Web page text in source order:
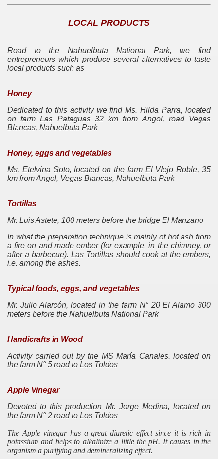
LOCAL PRODUCTS
Road to the Nahuelbuta National Park, we find
entrepreneurs which produce several alternatives to taste
local products such as
Honey
Dedicated to this activity we find Ms. Hilda Parra, located
on farm Las Pataguas 32 km from Angol, road Vegas
Blancas, Nahuelbuta Park
Honey, eggs and vegetables
Ms. Etelvina Soto, located on the farm El VIejo Roble, 35
km from Angol, Vegas Blancas, Nahuelbuta Park
Tortillas
Mr. Luis Astete, 100 meters before the bridge El Manzano
In what the preparation technique is mainly of hot ash from
a fire on and made ember (for example, in the chimney, or
after a barbecue). Las Tortillas should cook at the embers,
i.e. among the ashes.
Typical foods, eggs, and vegetables
Mr. Julio Alarcón, located in the farm N° 20 El Alamo 300
meters before the Nahuelbuta National Park
Handicrafts in Wood
Activity carried out by the MS María Canales, located on
the farm N° 5 road to Los Toldos
Apple Vinegar
Devoted to this production Mr. Jorge Medina, located on
the farm N° 2 road to Los Toldos
The Apple vinegar has a great diuretic effect since it is rich in
potassium and helps to alkalinize a little the pH. It causes in the
organism a purifying and demineralizing effect.
DE NAHUELBUTA
ARGENTEUS BLANCH
CHILENO
COMUNAL
DE ANGOL
Nº3 "HÚSARES"